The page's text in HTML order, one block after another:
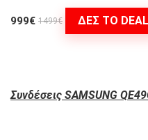
999€ 1499€ ΔΕΣ ΤΟ DEAL
Συνδέσεις SAMSUNG